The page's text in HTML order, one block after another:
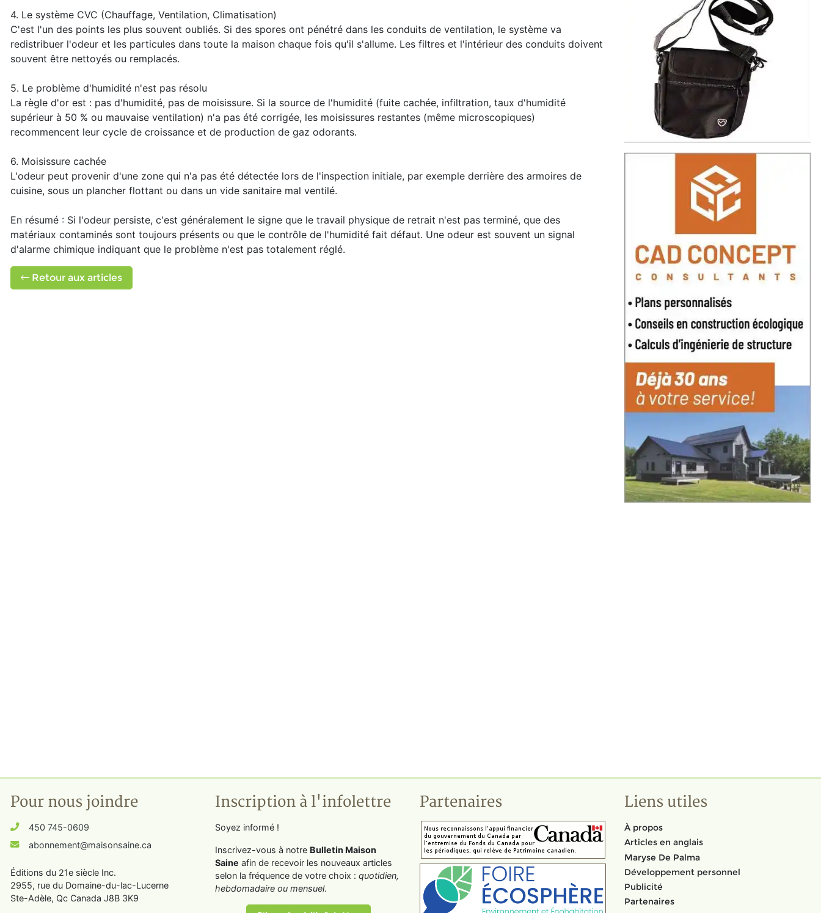
4. Le système CVC (Chauffage, Ventilation, Climatisation)
C'est l'un des points les plus souvent oubliés. Si des spores ont pénétré dans les conduits de ventilation, le système va
redistribuer l'odeur et les particules dans toute la maison chaque fois qu'il s'allume. Les filtres et l'intérieur des conduits doivent
souvent être nettoyés ou remplacés.
5. Le problème d'humidité n'est pas résolu
La règle d'or est : pas d'humidité, pas de moisissure. Si la source de l'humidité (fuite cachée, infiltration, taux d'humidité
supérieur à 50 % ou mauvaise ventilation) n'a pas été corrigée, les moisissures restantes (même microscopiques)
recommencent leur cycle de croissance et de production de gaz odorants.
6. Moisissure cachée
L'odeur peut provenir d'une zone qui n'a pas été détectée lors de l'inspection initiale, par exemple derrière des armoires de
cuisine, sous un plancher flottant ou dans un vide sanitaire mal ventilé.
En résumé : Si l'odeur persiste, c'est généralement le signe que le travail physique de retrait n'est pas terminé, que des
matériaux contaminés sont toujours présents ou que le contrôle de l'humidité fait défaut. Une odeur est souvent un signal
d'alarme chimique indiquant que le problème n'est pas totalement réglé.
Retour aux articles
Pour nous joindre
450 745-0609
abonnement@maisonsaine.ca
Éditions du 21e siècle Inc.
2955, rue du Domaine-du-lac-Lucerne
Ste-Adèle, Qc Canada J8B 3K9
Inscription à l'infolettre
Soyez informé !
Inscrivez-vous à notre Bulletin Maison
Saine afin de recevoir les nouveaux articles
selon la fréquence de votre choix : quotidien,
hebdomadaire ou mensuel.
Partenaires Liens utiles
À propos
Articles en anglais
Maryse De Palma
Développement personnel
Publicité
Partenaires